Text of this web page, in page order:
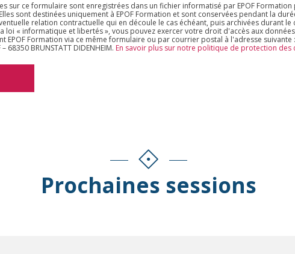
sur ce formulaire sont enregistrées dans un fichier informatisé par EPOF
sont destinées uniquement à EPOF Formation et sont conservées pendant la
relation contractuelle qui en découle le cas échéant, puis archivées durant
loi « informatique et libertés », vous pouvez exercer votre droit d'accès aux
EPOF Formation via ce même formulaire ou par courrier postal à l'adresse suivante :
68350 BRUNSTATT DIDENHEIM. En savoir plus sur notre politique de protection des
Prochaines sessions